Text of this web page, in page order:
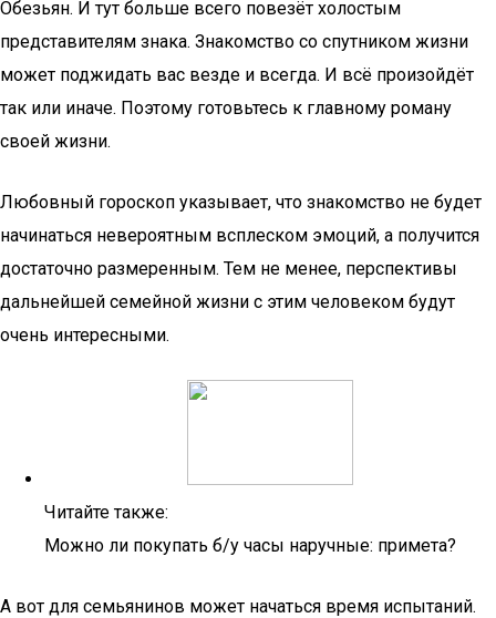
Обезьян. И тут больше всего повезёт холостым
представителям знака. Знакомство со спутником жизни
может поджидать вас везде и всегда. И всё произойдёт
так или иначе. Поэтому готовьтесь к главному роману
своей жизни.
Любовный гороскоп указывает, что знакомство не будет
начинаться невероятным всплеском эмоций, а получится
достаточно размеренным. Тем не менее, перспективы
дальнейшей семейной жизни с этим человеком будут
очень интересными.
Читайте также:
Можно ли покупать б/у часы наручные: примета?
А вот для семьянинов может начаться время испытаний.